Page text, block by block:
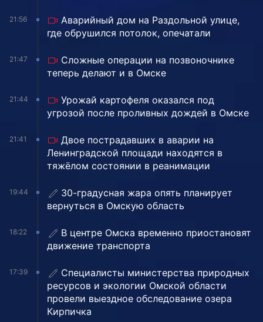
21:56
Аварийный дом на Раздольной улице,
где обрушился потолок, опечатали
21:47
Сложные операции на позвоночнике
теперь делают и в Омске
21:44
Урожай картофеля оказался под
угрозой после проливных дождей в Омске
21:41
Двое пострадавших в аварии на
Ленинградской площади находятся в
тяжёлом состоянии в реанимации
19:44
30-градусная жара опять планирует
вернуться в Омскую область
18:22
В центре Омска временно приостановят
движение транспорта
17:39
Специалисты министерства природных
ресурсов и экологии Омской области
провели выездное обследование озера
Кирпичка